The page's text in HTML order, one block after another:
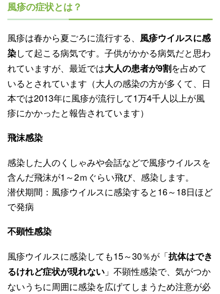
風疹の症状とは？
風疹は春から夏ごろに流行する、 風疹ウイルスに感
染して起こる病気です。子供がかかる病気だと思わ
れていますが、最近では大人の患者が9割を占めて
いるとされています（大人の感染の方が多くて、日
本では2013年に風疹が流行して1万4千人以上が風
疹にかかったと報告されています）
飛沫感染
感染した人のくしゃみや会話などで風疹ウイルスを
含んだ飛沫が1～2ｍぐらい飛び、感染します。
潜伏期間：風疹ウイルスに感染すると16～18日ほど
で発病
不顕性感染
風疹ウイルスに感染しても15～30％が「抗体はでき
るけれど症状が現れない 」不顕性感染で、気がつか
ないうちに周囲に感染を広げてしまうため注意が必